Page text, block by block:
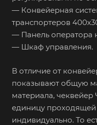
— Конвейерная
транспортеров
— Панель оператора
— Шкаф управления.
В отличие от
показывают общую
материала,
единицу
индивидуально. То